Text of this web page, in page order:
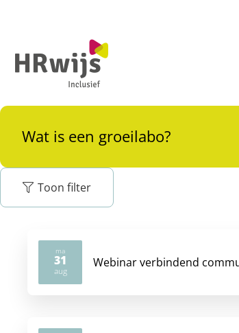
Wat is een groeilabo?
Toon filter
ma
31
aug
2026 Webinar verbindend